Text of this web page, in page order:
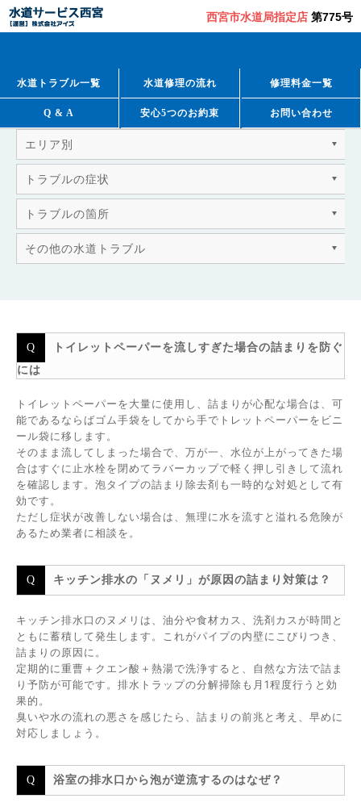
西宮市水道局指定店 第775号
水道トラブル一覧 水道修理の流れ 修理料金一覧
Q & A 安心5つのお約束 お問い合わせ
エリア別
トラブルの症状
トラブルの箇所
その他の水道トラブル
トイレットペーパーを流しすぎた場合の詰まりを防ぐ
には
トイレットペーパーを大量に使用し、詰まりが心配な場合は、可
能であるならばゴム手袋をしてから手でトレットペーパーをビニ
ール袋に移します。
そのまま流してしまった場合で、万が一、水位が上がってきた場
合はすぐに止水栓を閉めてラバーカップで軽く押し引きして流れ
を確認します。泡タイプの詰まり除去剤も一時的な対処として有
効です。
ただし症状が改善しない場合は、無理に水を流すと溢れる危険が
あるため業者に相談を。
キッチン排水の「ヌメリ」が原因の詰まり対策は？
キッチン排水口のヌメリは、油分や食材カス、洗剤カスが時間と
ともに蓄積して発生します。これがパイプの内壁にこびりつき、
詰まりの原因に。
定期的に重曹＋クエン酸＋熱湯で洗浄すると、自然な方法で詰ま
り予防が可能です。排水トラップの分解掃除も月1程度行うと効
果的。
臭いや水の流れの悪さを感じたら、詰まりの前兆と考え、早めに
対応しましょう。
浴室の排水口から泡が逆流するのはなぜ？